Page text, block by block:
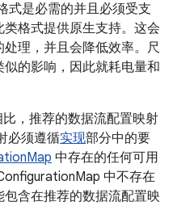
式是必需的并且必须受支
格式提供原生支持。这会
理，并且会降低效率。尺
的影响，因此就耗电量和
比，推荐的数据流配置映射
必须遵循实现部分中的要
中存在的任何可用
中不存在
含在推荐的数据流配置映